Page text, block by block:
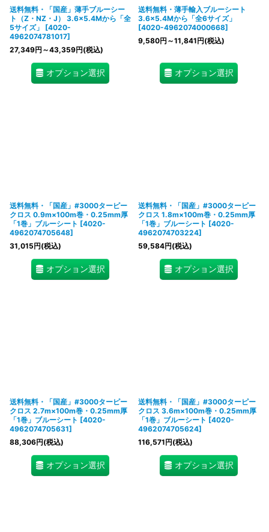
送料無料・「国産」薄手ブルーシー
ト（Z・NZ・J） 3.6×5.4Mから「全
5サイズ」
[4020-
4962074781017]
27,349円 ～43,359円(税込)
オプション選択
送料無料・薄手輸入ブルーシート
3.6×5.4Mから「全6サイズ」
[4020-4962074000668]
9,580円 ～11,841円(税込)
オプション選択
送料無料・「国産」#3000ターピー
クロス 0.9m×100m巻・0.25mm厚
「1巻」ブルーシート [4020-
4962074705648]
31,015円(税込)
オプション選択
送料無料・「国産」#3000ターピー
クロス 1.8m×100m巻・0.25mm厚
「1巻」ブルーシート [4020-
4962074703224]
59,584円(税込)
オプション選択
送料無料・「国産」#3000ターピー
クロス 2.7m×100m巻・0.25mm厚
「1巻」ブルーシート [4020-
4962074705631]
88,306円(税込)
オプション選択
送料無料・「国産」#3000ターピー
クロス 3.6m×100m巻・0.25mm厚
「1巻」ブルーシート [4020-
4962074705624]
116,571円(税込)
オプション選択